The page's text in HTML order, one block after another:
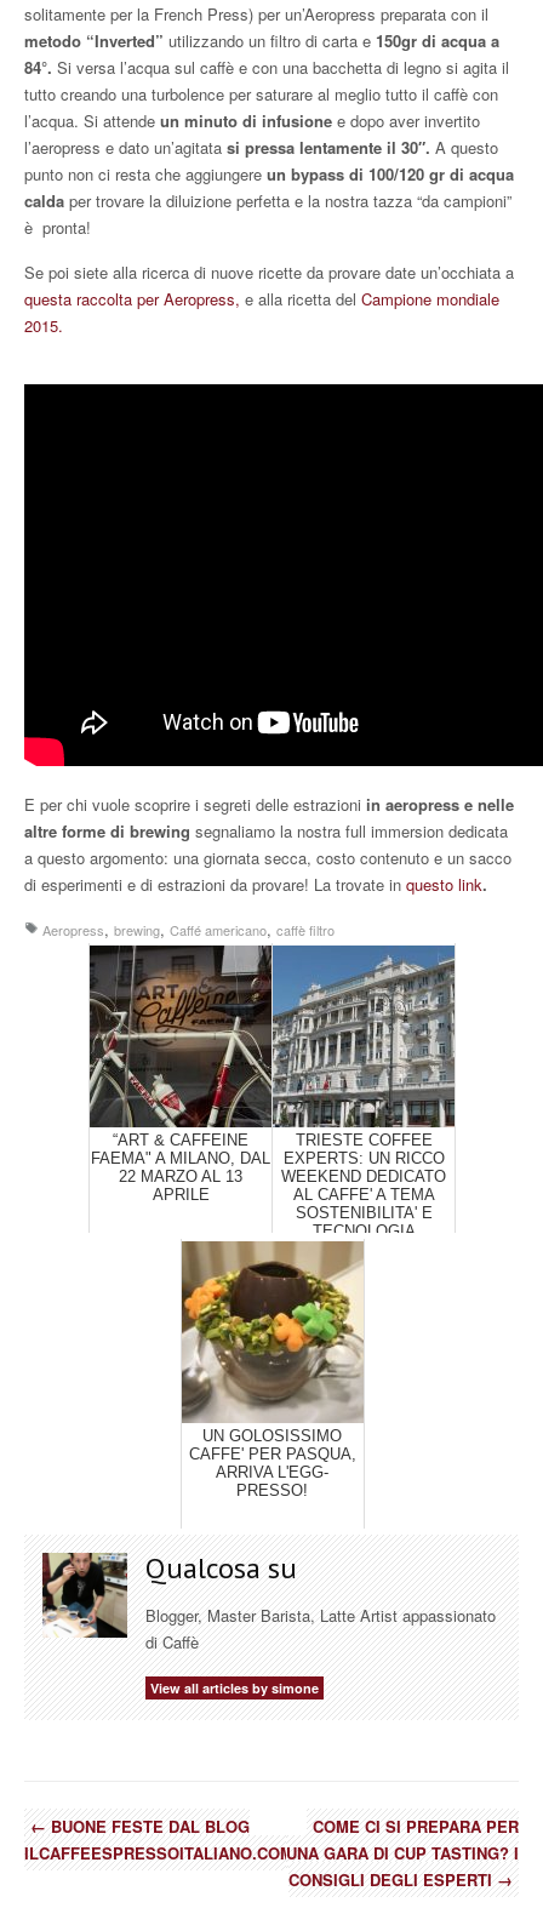
solitamente per la French Press) per un’Aeropress preparata con il
metodo “Inverted” utilizzando un filtro di carta e 150gr di acqua a
84°. Si versa l’acqua sul caffè e con una bacchetta di legno si agita il
tutto creando una turbolence per saturare al meglio tutto il caffè con
l’acqua. Si attende un minuto di infusione e dopo aver invertito
l’aeropress e dato un’agitata si pressa lentamente il 30″. A questo
punto non ci resta che aggiungere un bypass di 100/120 gr di acqua
calda per trovare la diluizione perfetta e la nostra tazza “da campioni”
è pronta!
Se poi siete alla ricerca di nuove ricette da provare date un’occhiata a
questa raccolta per Aeropress, e alla ricetta del Campione mondiale
2015.
E per chi vuole scoprire i segreti delle estrazioni in aeropress e nelle
altre forme di brewing segnaliamo la nostra full immersion dedicata
a questo argomento: una giornata secca, costo contenuto e un sacco
di esperimenti e di estrazioni da provare! La trovate in questo link.
Aeropress, brewing, Caffé americano, caffè filtro
“ART & CAFFEINE
FAEMA" A MILANO, DAL
22 MARZO AL 13
APRILE
TRIESTE COFFEE
EXPERTS: UN RICCO
WEEKEND DEDICATO
AL CAFFE' A TEMA
SOSTENIBILITA' E
TECNOLOGIA
UN GOLOSISSIMO
CAFFE' PER PASQUA,
ARRIVA L'EGG-
PRESSO!
Qualcosa su
Blogger, Master Barista, Latte Artist appassionato
di Caffè
View all articles by simone
←BUONE FESTE DAL BLOG
ILCAFFEESPRESSOITALIANO.COM
COME CI SI PREPARA PER
UNA GARA DI CUP TASTING? I
CONSIGLI DEGLI ESPERTI→